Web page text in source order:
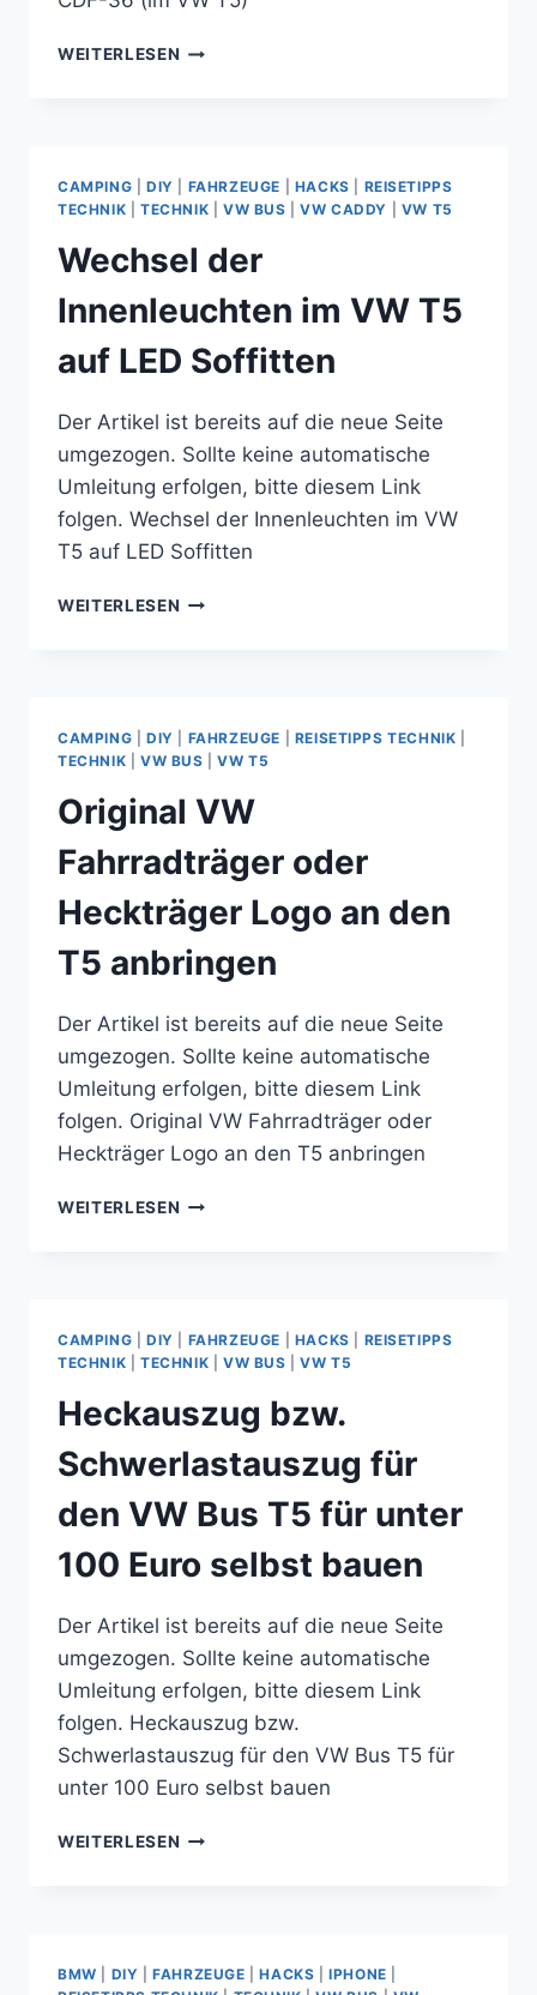
WEITERLESEN VERGLEICH
DOMETIC
CDF-
UND
CDF-
36
(IM
VW
T5)
CAMPING DIY FAHRZEUGE HACKS
REISETIPPS
TECHNIK
TECHNIK VW BUS |VW CADDY VW T5
Wechsel der
Innenleuchten im VW T5
auf LED Soffitten
Der Artikel ist bereits auf die neue Seite
umgezogen. Sollte keine automatische
Umleitung erfolgen, bitte diesem Link
folgen. Wechsel der Innenleuchten im VW
T5 auf LED Soffitten
WEITERLESEN WECHSEL
T5
AUF
LED
SOFFITTEN
CAMPING DIY FAHRZEUGE REISETIPPS TECHNIK
TECHNIK
VW BUS |VW T5
Original VW
Fahrradträger oder
Heckträger Logo an den
T5 anbringen
Der Artikel ist bereits auf die neue Seite
umgezogen. Sollte keine automatische
Umleitung erfolgen, bitte diesem Link
folgen. Original VW Fahrradträger oder
Heckträger Logo an den T5 anbringen
WEITERLESEN ORIGINAL
LOGO
AN
DEN
T5
ANBRINGEN
CAMPING DIY FAHRZEUGE HACKS
REISETIPPS
TECHNIK
TECHNIK VW BUS |VW T5
Heckauszug bzw.
Schwerlastauszug für
den VW Bus T5 für unter
100 Euro selbst bauen
Der Artikel ist bereits auf die neue Seite
umgezogen. Sollte keine automatische
Umleitung erfolgen, bitte diesem Link
folgen. Heckauszug bzw.
Schwerlastauszug für den VW Bus T5 für
unter 100 Euro selbst bauen
WEITERLESEN HECKAUSZUG
BMW DIY |FAHRZEUGE |HACKS |IPHONE